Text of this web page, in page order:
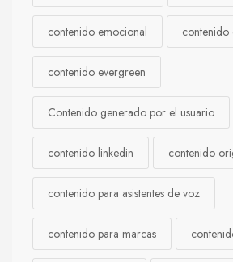
contenido emocional contenido
contenido evergreen
Contenido generado por el usuario
contenido linkedin contenido
contenido para asistentes de voz
contenido para marcas